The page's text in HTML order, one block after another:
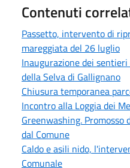
Contenuti
Passetto, intervento di
mareggiata del 26 luglio
Inaugurazione dei
della Selva di Gallignano
Chiusura temporanea
Incontro alla Loggia dei
Greenwashing.
dal Comune
Caldo e asili nido,
Comunale